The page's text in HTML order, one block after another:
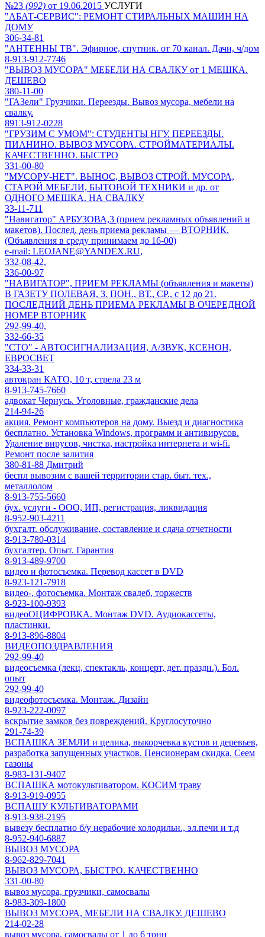
№23 (992) от 19.06.2015 УСЛУГИ
"АБАТ-СЕРВИС": РЕМОНТ СТИРАЛЬНЫХ МАШИН НА
ДОМУ
306-34-81
"АНТЕННЫ ТВ". Эфирное, спутник. от 70 канал. Дачи, ч/дом
8-913-912-7746
"ВЫВОЗ МУСОРА" МЕБЕЛИ НА СВАЛКУ от 1 МЕШКА.
ДЕШЕВО
380-11-00
"ГАЗели" Грузчики. Переезды. Вывоз мусора, мебели на
свалку.
8913-912-0228
"ГРУЗИМ С УМОМ": СТУДЕНТЫ НГУ. ПЕРЕЕЗДЫ.
ПИАНИНО. ВЫВОЗ МУСОРА. СТРОЙМАТЕРИАЛЫ.
КАЧЕСТВЕННО. БЫСТРО
331-00-80
"МУСОРУ-НЕТ". ВЫНОС, ВЫВОЗ СТРОЙ. МУСОРА,
СТАРОЙ МЕБЕЛИ, БЫТОВОЙ ТЕХНИКИ и др. от
ОДНОГО МЕШКА. НА СВАЛКУ
33-11-711
"Навигатор" АРБУЗОВА,3 (прием рекламных объявлений и
макетов). Послед. день приема рекламы — ВТОРНИК.
(Объявления в среду принимаем до 16-00)
e-mail: LEOJANE@YANDEX.RU,
332-08-42,
336-00-97
"НАВИГАТОР", ПРИЕМ РЕКЛАМЫ (объявления и макеты)
В ГАЗЕТУ ПОЛЕВАЯ, 3. ПОН., ВТ., СР., с 12 до 21.
ПОСЛЕДНИЙ ДЕНЬ ПРИЕМА РЕКЛАМЫ В ОЧЕРЕДНОЙ
НОМЕР ВТОРНИК
292-99-40,
332-66-35
"СТО" - АВТОСИГНАЛИЗАЦИЯ, А/ЗВУК, КСЕНОН,
ЕВРОСВЕТ
334-33-31
автокран КАТО, 10 т, стрела 23 м
8-913-745-7660
адвокат Чернусь. Уголовные, гражданские дела
214-94-26
акция. Ремонт компьютеров на дому. Выезд и диагностика
бесплатно. Установка Windows, программ и антивирусов.
Удаление вирусов, чистка, настройка интернета и wi-fi.
Ремонт после залития
380-81-88 Дмитрий
беспл вывозим с вашей территории стар. быт. тех.,
металлолом
8-913-755-5660
бух. услуги - ООО, ИП, регистрация, ликвидация
8-952-903-4211
бухгалт. обслуживание, составление и сдача отчетности
8-913-780-0314
бухгалтер. Опыт. Гарантия
8-913-489-9700
видео и фотосъемка. Перевод кассет в DVD
8-923-121-7918
видео-, фотосъемка. Монтаж свадеб, торжеств
8-923-100-9393
видеоОЦИФРОВКА. Монтаж DVD. Аудиокассеты,
пластинки.
8-913-896-8804
ВИДЕОПОЗДРАВЛЕНИЯ
292-99-40
видеосъемка (лекц, спектакль, концерт, дет. праздн.). Бол.
опыт
292-99-40
видеофотосъемка. Монтаж. Дизайн
8-923-222-0097
вскрытие замков без повреждений. Круглосуточно
291-74-39
ВСПАШКА ЗЕМЛИ и целика, выкорчевка кустов и деревьев,
разработка запущенных участков. Пенсионерам скидка. Сеем
газоны
8-983-131-9407
ВСПАШКА мотокультиватором. КОСИМ траву
8-913-919-0955
ВСПАШУ КУЛЬТИВАТОРАМИ
8-913-938-2195
вывезу бесплатно б/у нерабочие холодильн., эл.печи и т.д
8-952-940-6887
ВЫВОЗ МУСОРА
8-962-829-7041
ВЫВОЗ МУСОРА, БЫСТРО. КАЧЕСТВЕННО
331-00-80
вывоз мусора, грузчики, самосвалы
8-983-309-1800
ВЫВОЗ МУСОРА, МЕБЕЛИ НА СВАЛКУ. ДЕШЕВО
214-02-28
вывоз мусора, самосвалы от 1 до 6 тонн